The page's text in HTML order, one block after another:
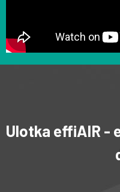
Ulotka effiAIR -